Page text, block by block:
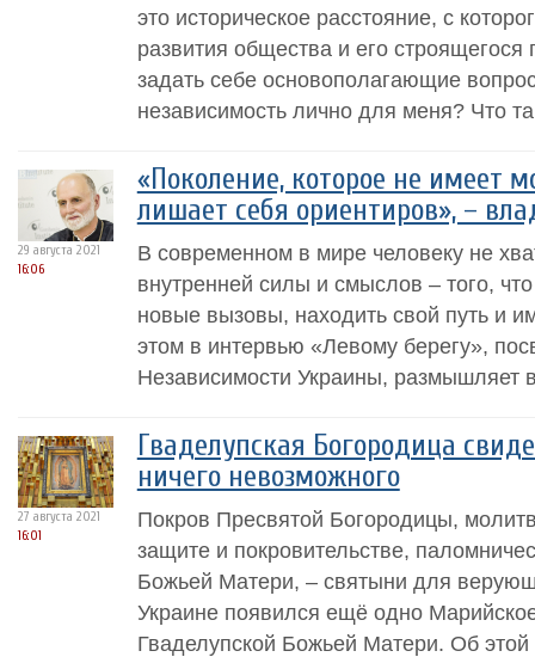
это историческое расстояние, с
развития общества и его строящегося
задать себе основополагающие
независимость лично для меня? Что
29 августа 2021
16:06
«Поколение, которое не имеет
лишает себя ориентиров», –
В современном в мире человеку не
внутренней силы и смыслов – того,
новые вызовы, находить свой путь и
этом в интервью «Левому берегу»,
Независимости Украины, размышляет
27 августа 2021
16:01
Гваделупская Богородица
ничего невозможного
Покров Пресвятой Богородицы,
защите и покровительстве,
Божьей Матери, – святыни для
Украине появился ещё одно
Гваделупской Божьей Матери. Об этой